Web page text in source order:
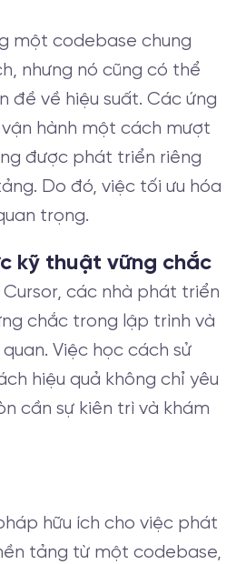
một codebase chung
nhưng nó cũng có thể
đề về hiệu suất. Các ứng
hành một cách mượt
được phát triển riêng
Do đó, việc tối ưu hóa
trọng.
kỹ thuật vững chắc
các nhà phát triển
chắc trong lập trình và
Việc học cách sử
hiệu quả không chỉ yêu
cần sự kiên trì và khám
hữu ích cho việc phát
tảng từ một codebase,